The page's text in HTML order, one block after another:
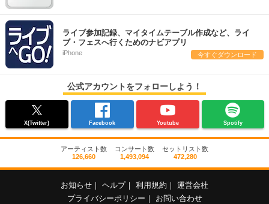
ライブ参加記録、マイタイムテーブル作成など、ライ
ブ・フェスへ行くためのナビアプリ
iPhone 今すぐダウンロード
公式アカウントをフォローしよう！
X(Twitter) Facebook Youtube Spotify
アーティスト数
126,660
コンサート数
1,493,094
セットリスト数
472,280
お知らせ ヘルプ 利用規約
運営会社
プライバシーポリシー
お問い合わせ